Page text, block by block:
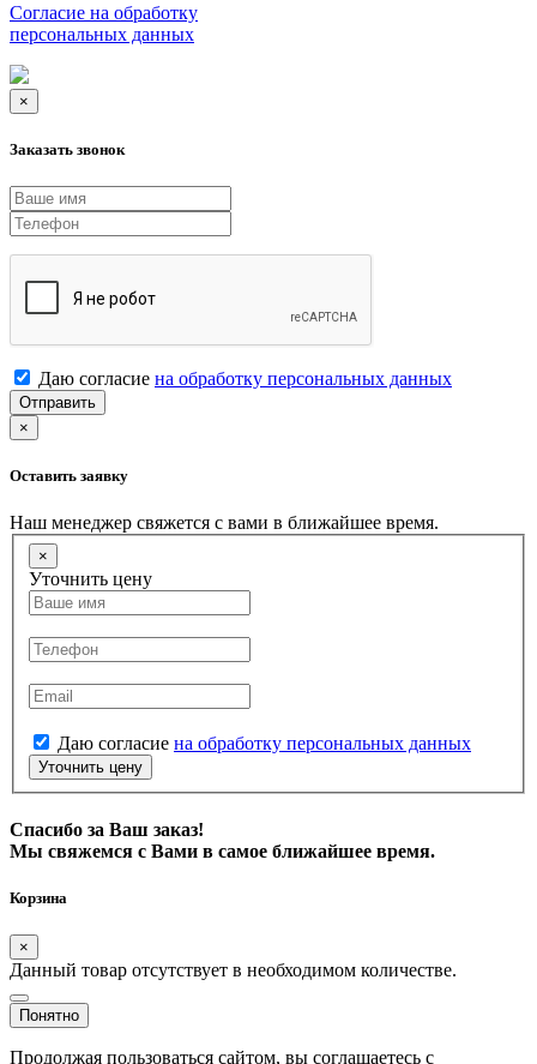
Согласие на обработку
персональных данных
×
Заказать звонок
Даю согласие на обработку персональных данных
Отправить
×
Оставить заявку
Наш менеджер свяжется с вами в ближайшее время.
×
Уточнить цену
Даю согласие на обработку персональных данных
Уточнить цену
Спасибо за Ваш заказ!
Мы свяжемся с Вами в самое ближайшее время.
Корзина
×
Данный товар отсутствует в необходимом количестве.
Понятно
Продолжая пользоваться сайтом, вы соглашаетесь с